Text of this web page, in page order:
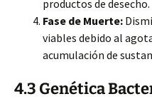
productos de desecho.
Fase de Muerte:
viables debido al
acumulación de
4.3 Genética